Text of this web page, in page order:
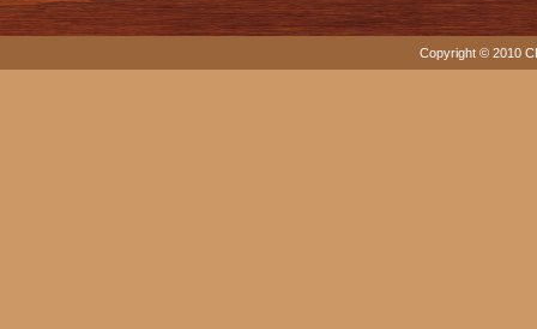
Copyright © 2010